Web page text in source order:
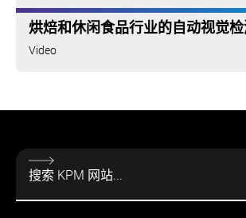
烘焙和休闲食品行业的自动视觉检
Video